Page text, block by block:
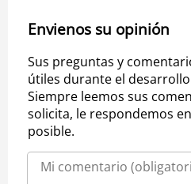
Envienos su opinión
Sus preguntas y
útiles durante el
Siempre leemos sus
solicita, le respondemos
posible.